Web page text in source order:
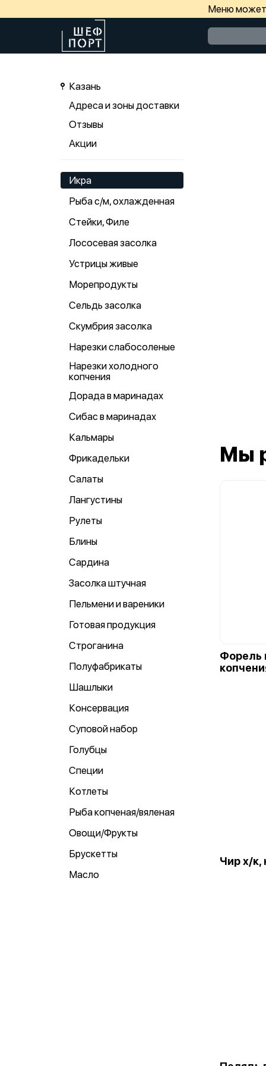
Меню может
Казань
Адреса и зоны доставки
Отзывы
Акции
Икра
Рыба с/м, охлажденная
Стейки, Филе
Лососевая засолка
Устрицы живые
Морепродукты
Сельдь засолка
Скумбрия засолка
Нарезки слабосоленые
Нарезки холодного
копчения
Дорада в маринадах
Сибас в маринадах
Кальмары
Фрикадельки
Салаты
Лангустины
Рулеты
Блины
Сардина
Засолка штучная
Пельмени и вареники
Готовая продукция
Строганина
Полуфабрикаты
Шашлыки
Консервация
Суповой набор
Голубцы
Специи
Котлеты
Рыба копченая/вяленая
Овощи/Фрукты
Брускетты
Масло
Мы
Форель
Чир х/к,